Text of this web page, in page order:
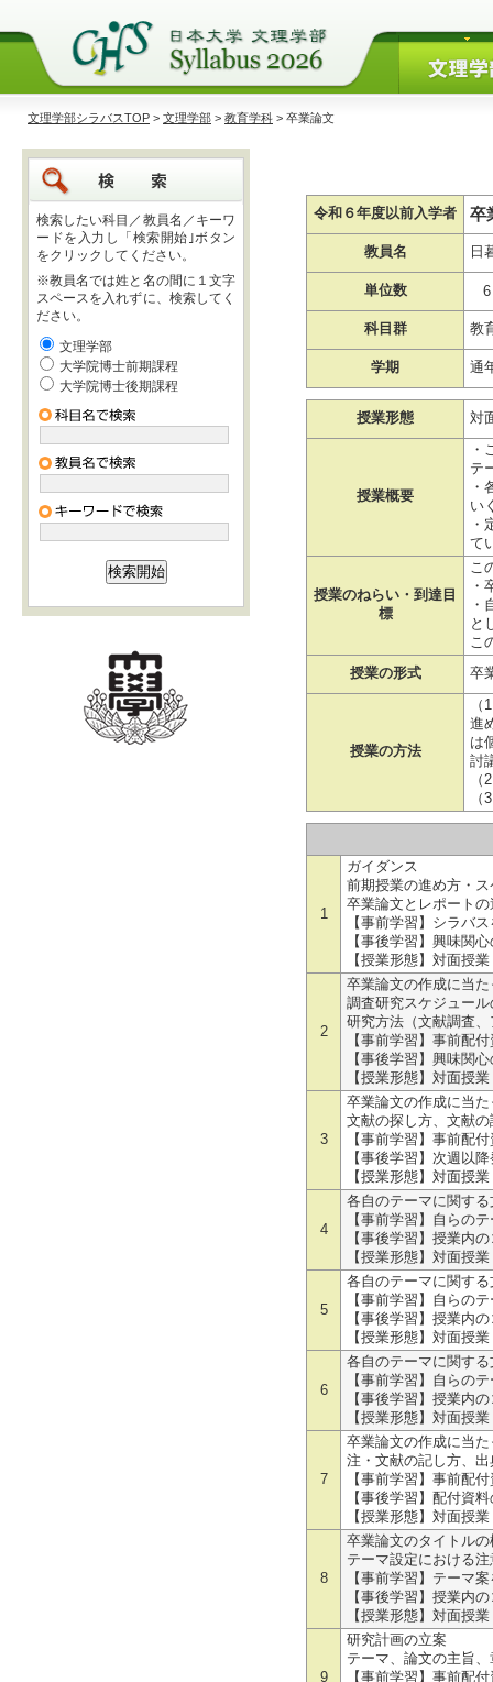
文理学部シラバスTOP > 文理学部 > 教育学科 > 卒業論文
検索したい科目／教員名／キーワ
ードを入力し「検索開始｣ボタン
をクリックしてください。
※教員名では姓と名の間に１文字
スペースを入れずに、検索してく
ださい。
文理学部
大学院博士前期課程
大学院博士後期課程
令和６年度以前入学者 卒
教員名 日
単位数 6
科目群 教
学期 通
授業形態 対
授業概要
・
テ
・
い
・
て
授業のねらい・到達目
標
こ
・
・
と
こ
授業の形式
卒
授業の方法
進
は
討
1
ガイダンス
前期授業の進め方・
卒業論文とレポート
【事前学習】シラバ
【事後学習】興味関
【授業形態】対面授業
2
卒業論文の作成に当
調査研究スケジュー
研究方法（文献調査
【事前学習】事前配
【事後学習】興味関
【授業形態】対面授業
3
卒業論文の作成に当
文献の探し方、文献
【事前学習】事前配
【事後学習】次週以
【授業形態】対面授業
4
各自のテーマに関す
【事前学習】自らの
【事後学習】授業内
【授業形態】対面授業
5
各自のテーマに関す
【事前学習】自らの
【事後学習】授業内
【授業形態】対面授業
6
各自のテーマに関す
【事前学習】自らの
【事後学習】授業内
【授業形態】対面授業
7
卒業論文の作成に当
注・文献の記し方、
【事前学習】事前配
【事後学習】配付資
【授業形態】対面授業
8
卒業論文のタイトルの
テーマ設定における
【事前学習】テーマ
【事後学習】授業内
【授業形態】対面授業
9
研究計画の立案
テーマ、論文の主旨
【事前学習】事前配